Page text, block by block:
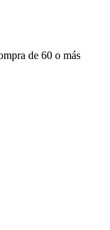
de 60 o más